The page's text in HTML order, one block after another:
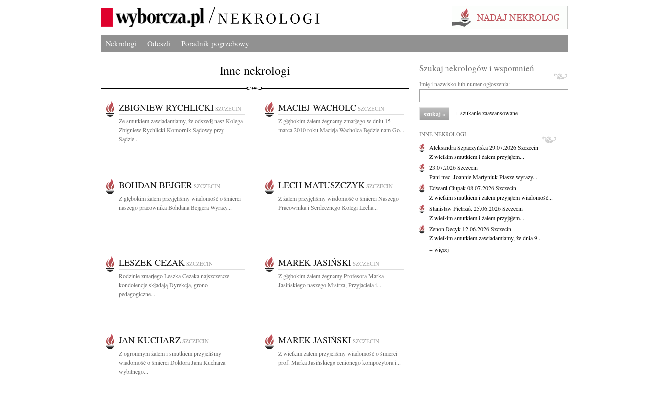
Nekrologi Odeszli Poradnik pogrzebowy
Inne nekrologi
ZBIGNIEW RYCHLICKI SZCZECIN
Ze smutkiem zawiadamiamy, że odszedł nasz Kolega
Zbigniew Rychlicki Komornik Sądowy przy
Sądzie...
MACIEJ WACHOLC SZCZECIN
Z głębokim żalem żegnamy zmarłego w dniu 15
marca 2010 roku Macieja Wacholca Będzie nam Go...
BOHDAN BEJGER SZCZECIN
Z głębokim żalem przyjęliśmy wiadomość o śmierci
naszego pracownika Bohdana Bejgera Wyrazy...
LECH MATUSZCZYK SZCZECIN
Z żalem przyjęliśmy wiadomość o śmierci Naszego
Pracownika i Serdecznego Kolegi Lecha...
LESZEK CEZAK SZCZECIN
Rodzinie zmarłego Leszka Cezaka najszczersze
kondolencje składają Dyrekcja, grono
pedagogiczne...
MAREK JASIŃSKI SZCZECIN
Z głębokim żalem żegnamy Profesora Marka
Jasińskiego naszego Mistrza, Przyjaciela i...
JAN KUCHARZ SZCZECIN
Z ogromnym żalem i smutkiem przyjęliśmy
wiadomość o śmierci Doktora Jana Kucharza
wybitnego...
MAREK JASIŃSKI SZCZECIN
Z wielkim żalem przyjęliśmy wiadomość o śmierci
prof. Marka Jasińskiego cenionego kompozytora i...
Szukaj nekrologów i wspomnień
Imię i nazwisko lub numer ogłoszenia:
+ szukanie zaawansowane
INNE NEKROLOGI
Aleksandra Szpaczyńska29.07.2026Szczecin
Z wielkim smutkiem i żalem przyjąłem...
23.07.2026Szczecin
Pani mec. Joannie Martyniuk-Plasze wyrazy...
Edward Ciupak08.07.2026Szczecin
Z wielkim smutkiem i żalem przyjąłem wiadomość...
Stanisław Pietrzak25.06.2026Szczecin
Z wielkim smutkiem i żalem przyjąłem...
Zenon Decyk 12.06.2026Szczecin
Z wielkim smutkiem zawiadamiamy, że dnia 9...
+ więcej